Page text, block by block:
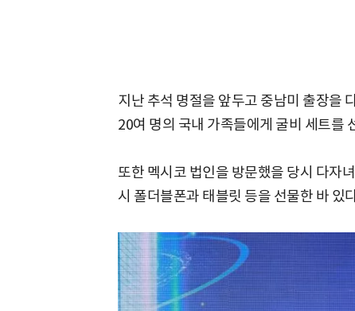
지난 추석 명절을 앞두고 중남미 출장을
20여 명의 국내 가족들에게 굴비 세트를
또한 멕시코 법인을 방문했을 당시 다자
시 폴더블폰과 태블릿 등을 선물한 바 있